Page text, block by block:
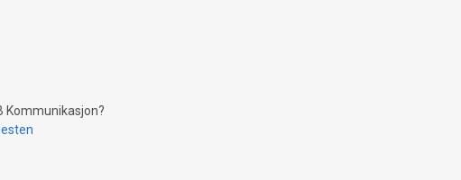
Kommunikasjon?